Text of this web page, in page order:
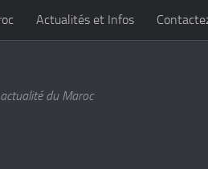
Actualités et Infos
du Maroc